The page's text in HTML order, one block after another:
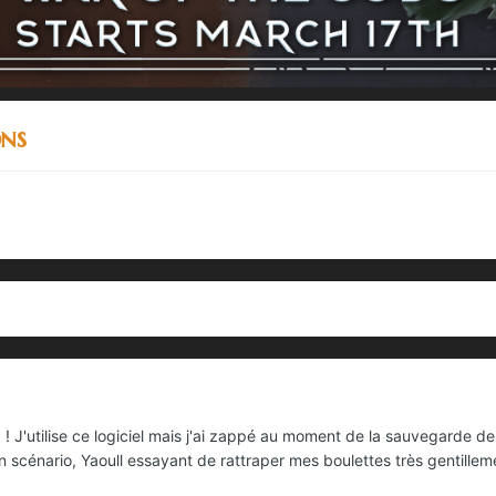
J'utilise ce logiciel mais j'ai zappé au moment de la sauvegarde
scénario, Yaoull essayant de rattraper mes boulettes très